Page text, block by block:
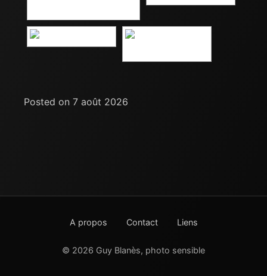
Posted on 7 août 2026
A propos Contact Liens
© 2026 Guy Blanès, photo sensible